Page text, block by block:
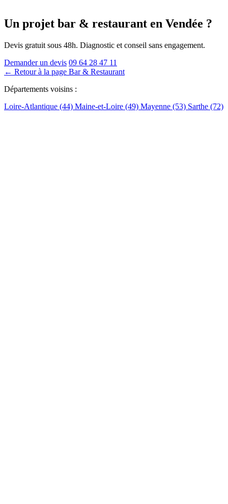
Un projet bar & restaurant en Vendée ?
Devis gratuit sous 48h. Diagnostic et conseil sans engagement.
Demander un devis 09 64 28 47 11
← Retour à la page Bar & Restaurant
Départements voisins :
Loire-Atlantique (44) Maine-et-Loire (49) Mayenne (53) Sarthe (72)